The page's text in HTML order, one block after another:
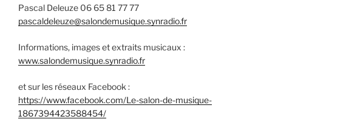
Pascal Deleuze 06 65 81 77 77
pascaldeleuze@salondemusique.synradio.fr
Informations, images et extraits musicaux :
www.salondemusique.synradio.fr
et sur les réseaux Facebook :
https://www.facebook.com/Le-salon-de-musique-
1867394423588454/